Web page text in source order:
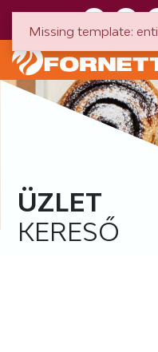
ÜZLET
KERESŐ
Missing template: